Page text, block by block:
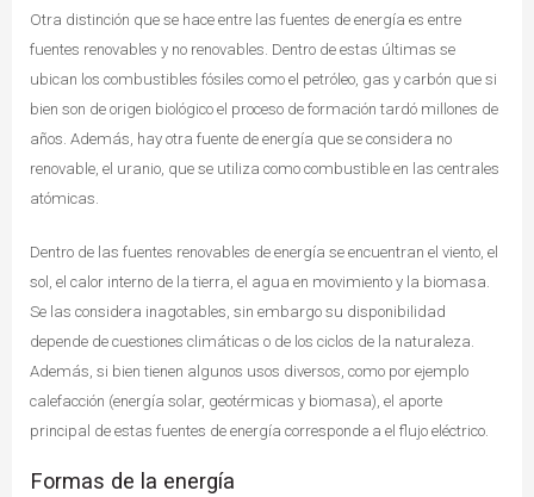
Otra distinción que se hace entre las fuentes de energía es entre
fuentes renovables y no renovables. Dentro de estas últimas se
ubican los combustibles fósiles como el petróleo, gas y carbón que si
bien son de origen biológico el proceso de formación tardó millones de
años. Además, hay otra fuente de energía que se considera no
renovable, el uranio, que se utiliza como combustible en las centrales
atómicas.
Dentro de las fuentes renovables de energía se encuentran el viento, el
sol, el calor interno de la tierra, el agua en movimiento y la biomasa.
Se las considera inagotables, sin embargo su disponibilidad
depende de cuestiones climáticas o de los ciclos de la naturaleza.
Además, si bien tienen algunos usos diversos, como por ejemplo
calefacción (energía solar, geotérmicas y biomasa), el aporte
principal de estas fuentes de energía corresponde a el flujo eléctrico.
Formas de la energía